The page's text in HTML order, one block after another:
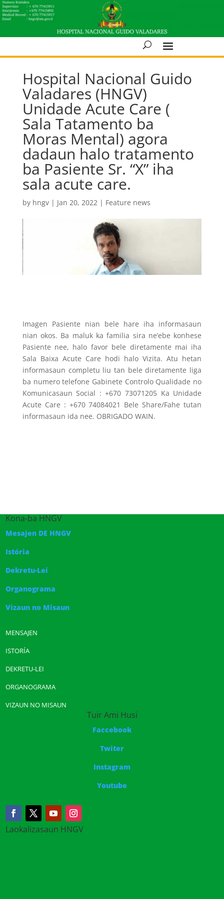
Hospital Nacional Guido
Valadares (HNGV)
Unidade Acute Care (
Sala Tatamento ba
Moras Mental) agora
dadaun halo tratamento
ba Pasiente Sr. “X” iha
sala acute care.
by hngv| Jan 20, 2022 | Feature news
Imagen Pasiente nian bele hare iha informasaun
nian okos. Ba maluk ka familia sira ne’ebe konhese
Pasiente nee, halo favor bele diretamente mai iha
Sala Baixa Acute Care hodi halo Vizita. Atu hetan
informasaun completu liu tan bele diretamente liga
ba numero telefone Gabinete Controlo Qualidade no
Komunicasaun Social : +670 73071205 Ka Unidade
Acute Care : +670 74084021 Bele Share/Fahe tutan
informasaun ida nee. OBRIGADO WAIN.
Kona-ba HNGV
Mesajen DE HNGV
Istória
Dekretu-Lei
Organograma
Vizaun no Misaun
MENSAJEN
ISTORÍA
DEKRETU-LEI
ORGANOGRAMA
VIZAUN NO MISAUN
Tuir Ami Husi
Faccebook
Twiter
Instagram
Youtube
Laokalizasaun HNGV